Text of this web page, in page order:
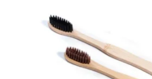
格：
$29.00。$19.00。